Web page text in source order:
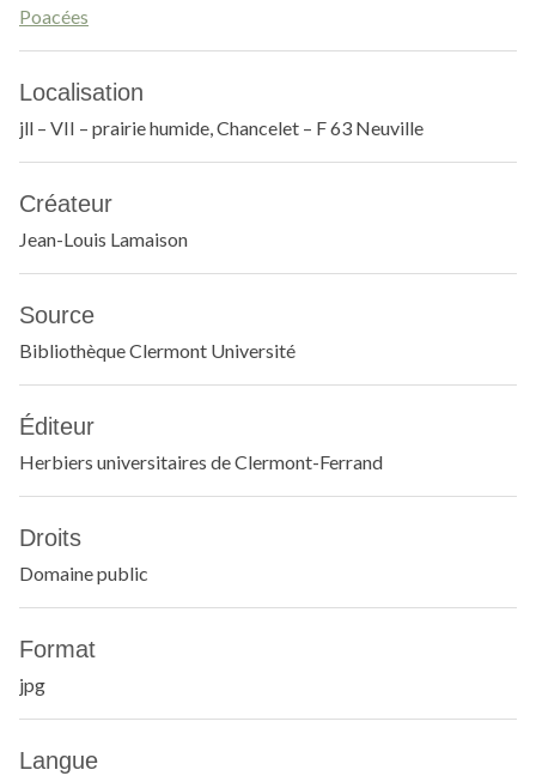
Poacées
Localisation
jll – VII – prairie humide, Chancelet – F 63 Neuville
Créateur
Jean-Louis Lamaison
Source
Bibliothèque Clermont Université
Éditeur
Herbiers universitaires de Clermont-Ferrand
Droits
Domaine public
Format
jpg
Langue